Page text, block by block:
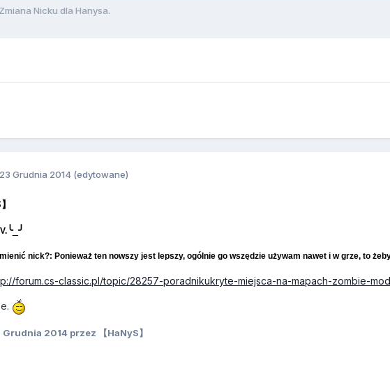
Zmiana Nicku dla Hanysa.
23 Grudnia 2014 (edytowane)
╰_╯
nick?: Ponieważ ten nowszy jest lepszy, ogólnie go wszędzie używam nawet i w grze, to
forum.cs-classic.pl/topic/28257-poradnikukryte-miejsca-na-mapach-zombie-
Grudnia 2014 przez 【HaNyS】